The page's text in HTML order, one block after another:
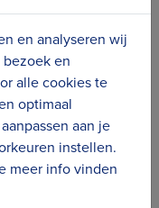
verbindt
en analyseren wij
en
alle cookies te
optimaal
aan je
instellen.
meer info vinden